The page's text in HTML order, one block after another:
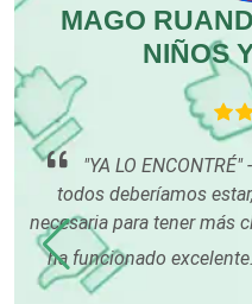
Empresas de
Energía Solar
Enfermedades
Enfermeras
MAGO
NIÑOS
"YA LO
todos deberíamos
necesaria para tener más
ha funcionado